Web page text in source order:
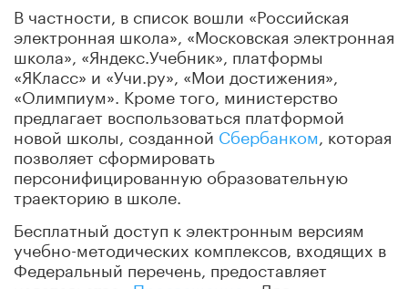
В частности, в список вошли «Российская
электронная школа», «Московская электронная
школа», «Яндекс.Учебник», платформы
«ЯКласс» и «Учи.ру», «Мои достижения»,
«Олимпиум». Кроме того, министерство
предлагает воспользоваться платформой
новой школы, созданной Сбербанком , которая
позволяет сформировать
персонифицированную образовательную
траекторию в школе.
Бесплатный доступ к электронным версиям
учебно-методических комплексов, входящих в
Федеральный перечень, предоставляет